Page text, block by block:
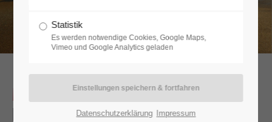
Anmelden
Mitmachenbei der Feuerwehr
Kaltenleutgeben
Statistik
Es werden notwendige Cookies, Google Maps,
Vimeo und Google Analytics geladen
Datenschutzerklärung Impressum